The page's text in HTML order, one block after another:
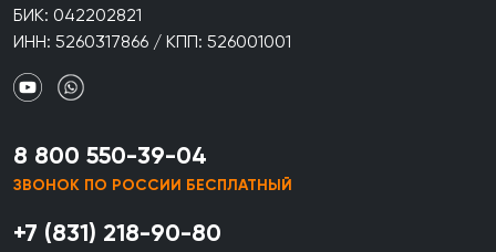
БИК: 042202821
ИНН: 5260317866 / КПП: 526001001
8 800 550-39-04
ЗВОНОК ПО РОССИИ БЕСПЛАТНЫЙ
+7 (831) 218-90-80